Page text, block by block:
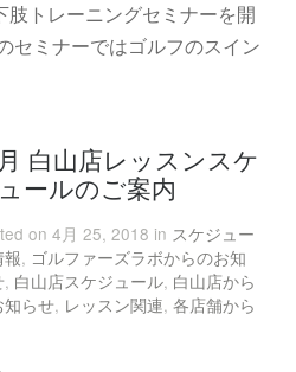
肢トレーニングセミナーを開
セミナーではゴルフのスイン
白山店レッスンスケ
ールのご案内
on 4月 25, 2018 in スケジュー
報, ゴルファーズラボからのお知
, 白山店スケジュール, 白山店から
知らせ, レッスン関連, 各店舗から